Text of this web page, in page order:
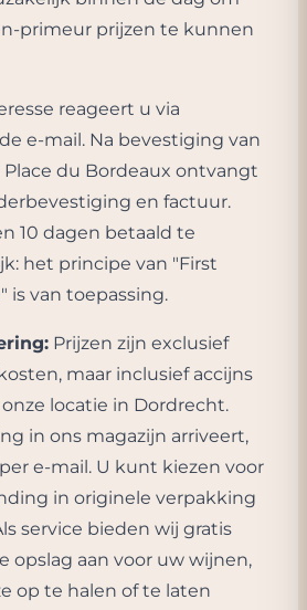
primeur prijzen te kunnen
reageert u via
e-mail. Na bevestiging van
du Bordeaux ontvangt
en factuur.
10 dagen betaald te
het principe van "First
is van toepassing.
Prijzen zijn exclusief
maar inclusief accijns
locatie in Dordrecht.
in ons magazijn arriveert,
e-mail. U kunt kiezen voor
in originele verpakking
service bieden wij gratis
opslag aan voor uw wijnen,
op te halen of te laten